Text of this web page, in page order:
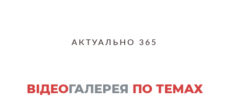
АКТУАЛЬНО 365
ВІДЕОГАЛЕРЕЯ ПО ТЕМАХ